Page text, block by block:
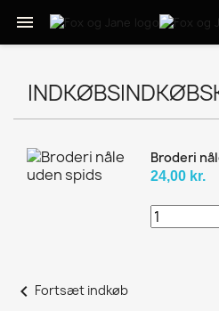

Broderi
24,00 kr.
chevron_left Fortsæt indkøb